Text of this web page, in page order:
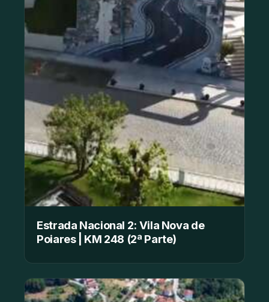
Estrada Nacional 2: Vila Nova de
Poiares | KM 248 (2ª Parte)